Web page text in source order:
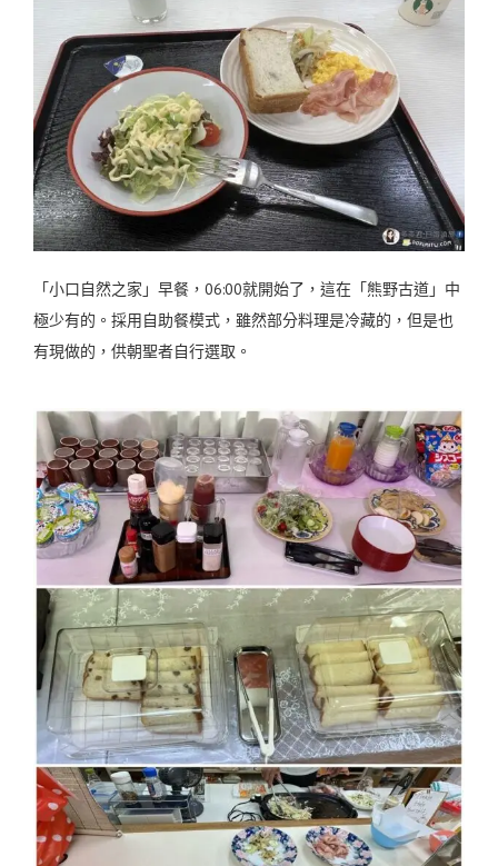
「小口自然之家」早餐，06:00就開始了，這在「熊野古道」中
極少有的。採用自助餐模式，雖然部分料理是冷藏的，但是也
有現做的，供朝聖者自行選取。